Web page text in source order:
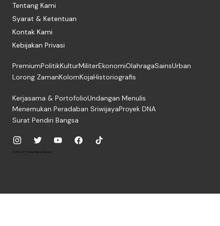
Tentang Kami
Syarat & Ketentuan
Kontak Kami
Kebijakan Privasi
PremiumPolitikKulturMiliterEkonomiOlahragaSainsUrban
Lorong ZamanKolomKojaHistoriografis
Kerjasama & PortofolioUndangan Menulis
Menemukan Peradaban SriwijayaProyek DNA
Surat Pendiri Bangsa
© 2026, PT. Media Digital Historia.